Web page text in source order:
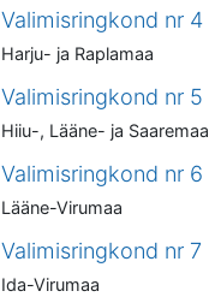
Valimisringkond nr 4
Harju- ja Raplamaa
Valimisringkond nr 5
Hiiu-, Lääne- ja Saaremaa
Valimisringkond nr 6
Lääne-Virumaa
Valimisringkond nr 7
Ida-Virumaa